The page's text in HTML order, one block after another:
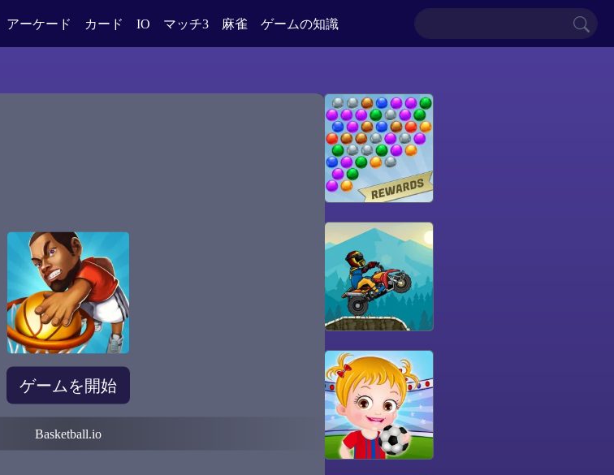
アーケード カード IO マッチ3 麻雀 ゲームの知識
ゲームを開始
Basketball.io